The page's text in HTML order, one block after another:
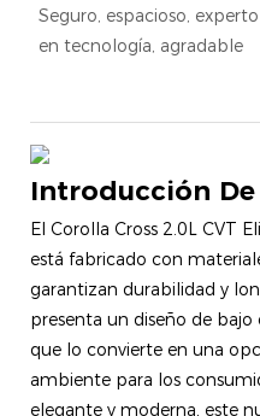
Seguro, espacioso, experto
en tecnología, agradable
Introducción
El Corolla Cross 2.0L CVT
está fabricado con
garantizan durabilidad y
presenta un diseño de
que lo convierte en una
ambiente para los
elegante y moderna, este